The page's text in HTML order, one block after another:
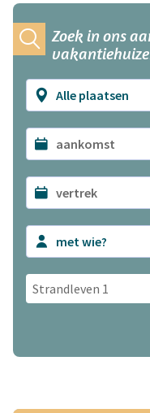
Zoek in ons
Alle plaatsen
met wie?